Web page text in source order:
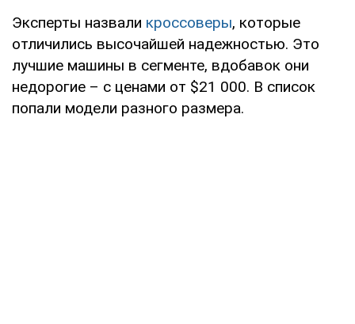
Эксперты назвали кроссоверы, которые
отличились высочайшей надежностью. Это
лучшие машины в сегменте, вдобавок они
недорогие – с ценами от $21 000. В список
попали модели разного размера.